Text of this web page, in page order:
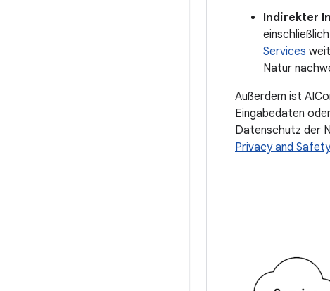
Indirekter
Services
Natur
Außerdem ist
Eingabedaten
Datenschutz der
Privacy and